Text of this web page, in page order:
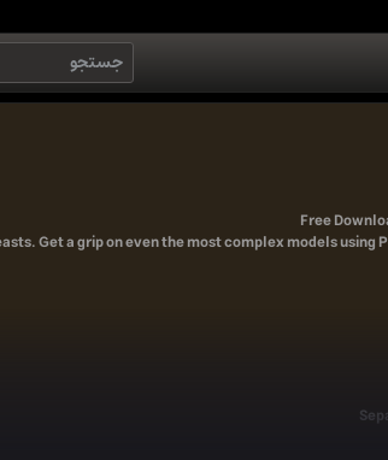
Free
Get a grip on even the most complex models